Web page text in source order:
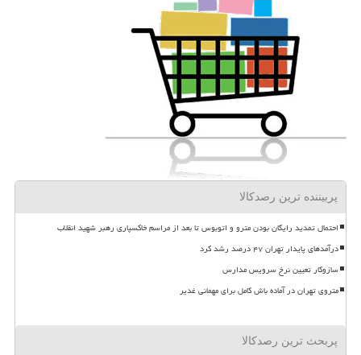
پربیننده ترین رصدکالا
احتمال تمدید رایگان بودن مترو و اتوبوس تا بعد از مراسم خاکسپاری رهبر شهید انقلاب
درآمدهای پایدار تهران ۴۷ درصد رشد کرد
سازوکار تعیین نرخ سرویس مدارس
متروی تهران در آماده باش کامل برای مهمانی غدیر
پربحث ترین رصدکالا